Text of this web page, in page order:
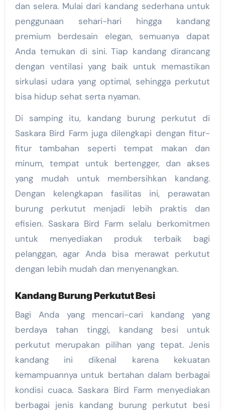
dan selera. Mulai dari kandang sederhana untuk
penggunaan sehari-hari hingga kandang
premium berdesain elegan, semuanya dapat
Anda temukan di sini. Tiap kandang dirancang
dengan ventilasi yang baik untuk memastikan
sirkulasi udara yang optimal, sehingga perkutut
bisa hidup sehat serta nyaman.
Di samping itu, kandang burung perkutut di
Saskara Bird Farm juga dilengkapi dengan fitur-
fitur tambahan seperti tempat makan dan
minum, tempat untuk bertengger, dan akses
yang mudah untuk membersihkan kandang.
Dengan kelengkapan fasilitas ini, perawatan
burung perkutut menjadi lebih praktis dan
efisien. Saskara Bird Farm selalu berkomitmen
untuk menyediakan produk terbaik bagi
pelanggan, agar Anda bisa merawat perkutut
dengan lebih mudah dan menyenangkan.
Kandang Burung Perkutut Besi
Bagi Anda yang mencari-cari kandang yang
berdaya tahan tinggi, kandang besi untuk
perkutut merupakan pilihan yang tepat. Jenis
kandang ini dikenal karena kekuatan
kemampuannya untuk bertahan dalam berbagai
kondisi cuaca. Saskara Bird Farm menyediakan
berbagai jenis kandang burung perkutut besi